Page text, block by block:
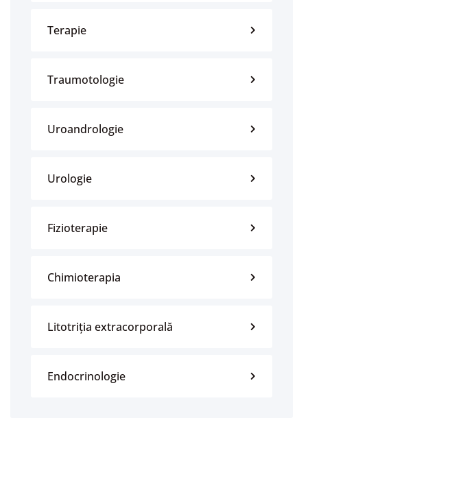
Terapie
Traumotologie
Uroandrologie
Urologie
Fizioterapie
Chimioterapia
Litotriția extracorporală
Endocrinologie